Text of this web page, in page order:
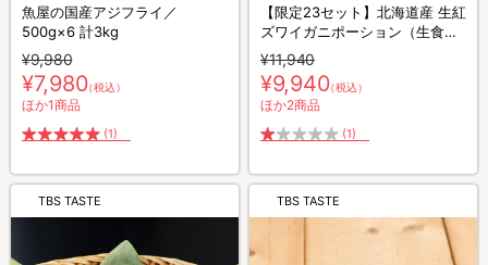
魚屋の国産アジフライ／
500g×6 計3kg
¥9,980
¥7,980（税込）
ほか1商品
(1)
【限定23セット】北海道産 生紅
ズワイガニポーション（生食
可）／500g×3 計1.5kg (42～
60本)
¥11,940
¥9,940（税込）
ほか2商品
(1)
TBS TASTE TBS TASTE